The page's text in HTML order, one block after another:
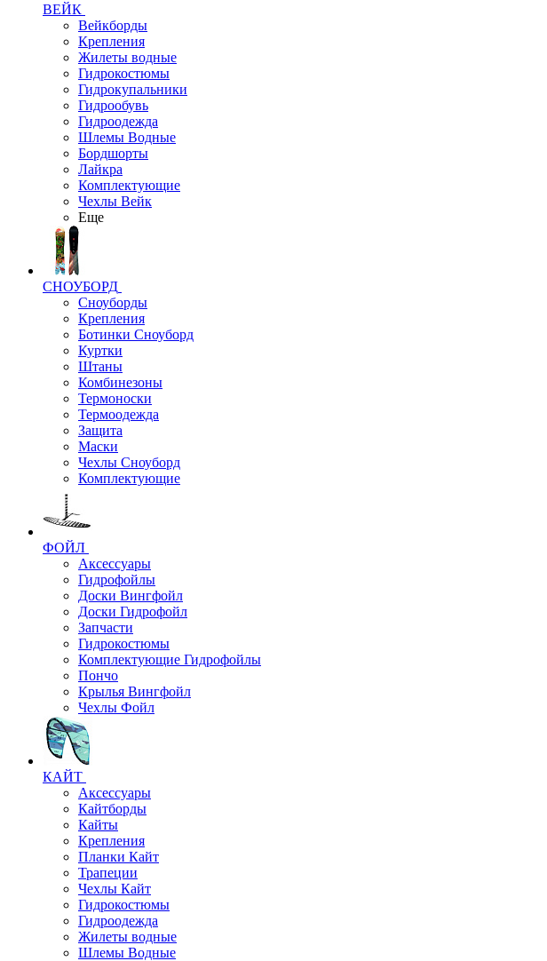
ВЕЙК
Вейкборды
Крепления
Жилеты водные
Гидрокостюмы
Гидрокупальники
Гидрообувь
Гидроодежда
Шлемы Водные
Бордшорты
Лайкра
Комплектующие
Чехлы Вейк
Еще
СНОУБОРД
Сноуборды
Крепления
Ботинки Сноуборд
Куртки
Штаны
Комбинезоны
Термоноски
Термоодежда
Защита
Маски
Чехлы Сноуборд
Комплектующие
ФОЙЛ
Аксессуары
Гидрофойлы
Доски Вингфойл
Доски Гидрофойл
Запчасти
Гидрокостюмы
Комплектующие Гидрофойлы
Пончо
Крылья Вингфойл
Чехлы Фойл
КАЙТ
Аксессуары
Кайтборды
Кайты
Крепления
Планки Кайт
Трапеции
Чехлы Кайт
Гидрокостюмы
Гидроодежда
Жилеты водные
Шлемы Водные